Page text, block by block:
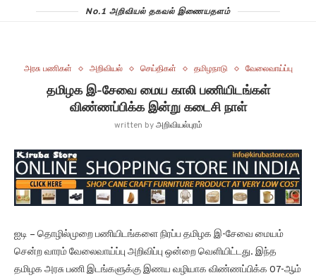
No.1 அறிவியல் தகவல் இணையதளம்
அரசு பணிகள் அறிவியல் செய்திகள் தமிழநாடு வேலைவாய்ப்பு
தமிழக இ-சேவை மைய காலி பணியிடங்கள்
விண்ணப்பிக்க இன்று கடைசி நாள்
written byஅறிவியல்புரம்
ஐ‌டி – தொழில்முறை பணியிடங்களை நிரப்ப தமிழக இ-சேவை மையம்
சென்ற வாரம் வேலைவாய்ப்பு அறிவிப்பு ஒன்றை வெளியிட்டது. இந்த
தமிழக அரசு பணி இடங்களுக்கு இணய வழியாக விண்ணப்பிக்க 07-ஆம்